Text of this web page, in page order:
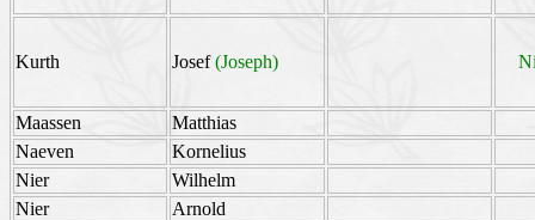
Kurth Josef(Joseph)
Maassen
Matthias
Naeven
Kornelius
Nier
Wilhelm
Nier
Arnold